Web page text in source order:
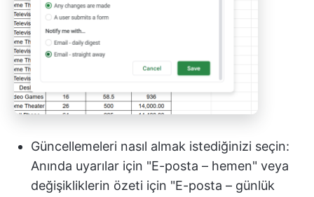
Güncellemeleri nasıl almak istediğinizi seçin:
Anında uyarılar için "E-posta – hemen" veya
değişikliklerin özeti için "E-posta – günlük